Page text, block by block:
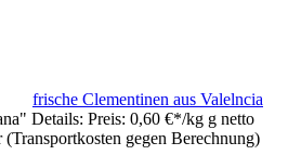
frische Clementinen aus Valelncia
Details: Preis: 0,60 €*/kg g netto
gegen Berechnung)